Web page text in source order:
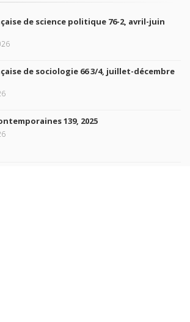
de science politique 76-2, avril-juin
de sociologie 66 3/4, juillet-décembre
139, 2025